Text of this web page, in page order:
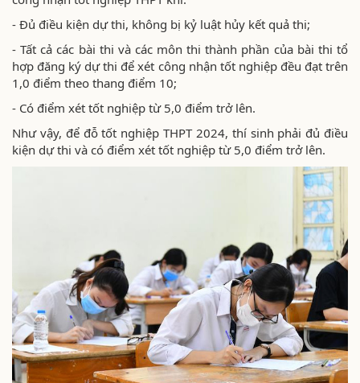
- Đủ điều kiện dự thi, không bị kỷ luật hủy kết quả thi;
- Tất cả các bài thi và các môn thi thành phần của bài thi tổ
hợp đăng ký dự thi để xét công nhận tốt nghiệp đều đạt trên
1,0 điểm theo thang điểm 10;
- Có điểm xét tốt nghiệp từ 5,0 điểm trở lên.
Như vậy, để đỗ tốt nghiệp THPT 2024, thí sinh phải đủ điều
kiện dự thi và có điểm xét tốt nghiệp từ 5,0 điểm trở lên.